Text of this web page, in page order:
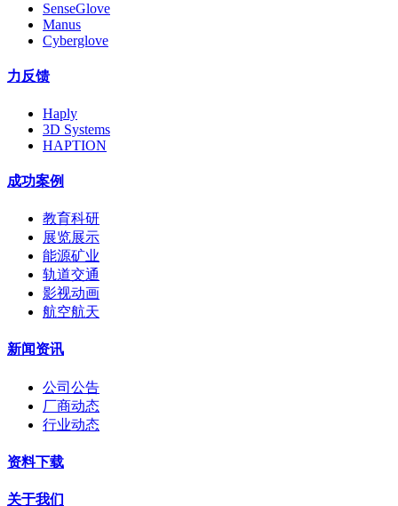
SenseGlove
Manus
Cyberglove
力反馈
Haply
3D Systems
HAPTION
成功案例
教育科研
展览展示
能源矿业
轨道交通
影视动画
航空航天
新闻资讯
公司公告
厂商动态
行业动态
资料下载
关于我们